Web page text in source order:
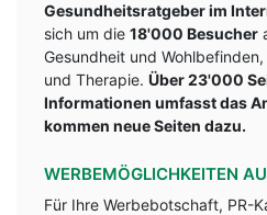
Gesundheitsratgeber im
sich um die 18'000 Besucher
Gesundheit und
und Therapie. Über 23'000
Informationen umfasst das
kommen neue Seiten dazu.
WERBEMÖGLICHKEITEN
Für Ihre Werbebotschaft, PR-